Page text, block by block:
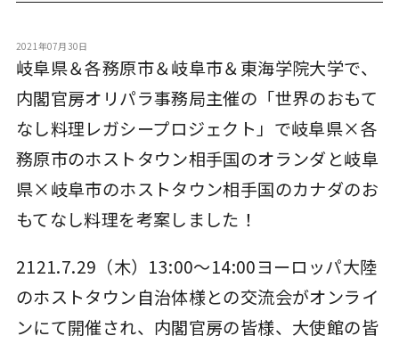
2021年07月30日
岐阜県＆各務原市＆岐阜市＆東海学院大学で、
内閣官房オリパラ事務局主催の「世界のおもて
なし料理レガシープロジェクト」で岐阜県×各
務原市のホストタウン相手国のオランダと岐阜
県×岐阜市のホストタウン相手国のカナダのお
もてなし料理を考案しました！
2121.7.29（木）13:00～14:00ヨーロッパ大陸
のホストタウン自治体様との交流会がオンライ
ンにて開催され、内閣官房の皆様、大使館の皆